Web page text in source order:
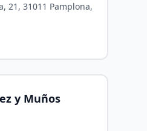
21, 31011 Pamplona,
y Muños